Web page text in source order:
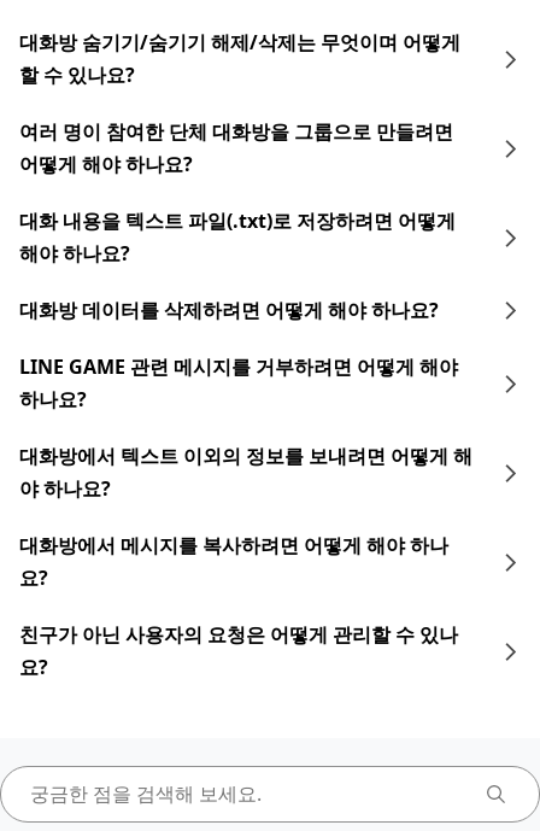
대화방 숨기기/숨기기 해제/삭제는 무엇이며 어떻게
할 수 있나요?
여러 명이 참여한 단체 대화방을 그룹으로 만들려면
어떻게 해야 하나요?
대화 내용을 텍스트 파일(.txt)로 저장하려면 어떻게
해야 하나요?
대화방 데이터를 삭제하려면 어떻게 해야 하나요?
LINE GAME 관련 메시지를 거부하려면 어떻게 해야
하나요?
대화방에서 텍스트 이외의 정보를 보내려면 어떻게 해
야 하나요?
대화방에서 메시지를 복사하려면 어떻게 해야 하나
요?
친구가 아닌 사용자의 요청은 어떻게 관리할 수 있나
요?